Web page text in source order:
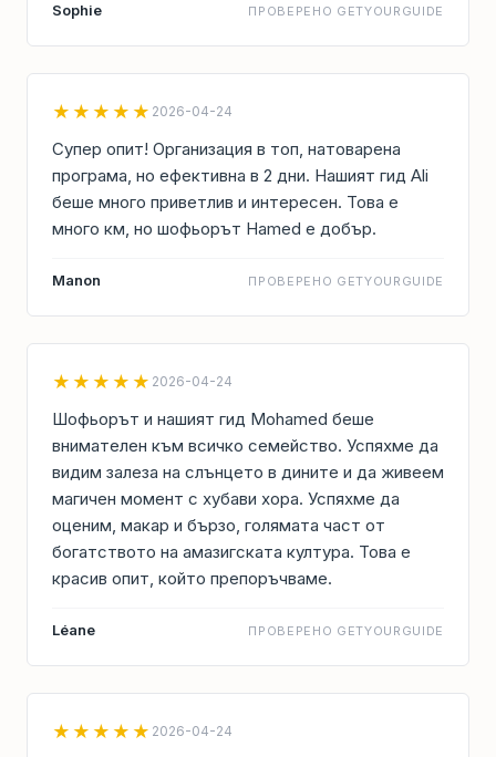
Sophie ПРОВЕРЕНО GETYOURGUIDE
★★★★★ 2026-04-24
Супер опит! Организация в топ, натоварена
програма, но ефективна в 2 дни. Нашият гид Ali
беше много приветлив и интересен. Това е
много км, но шофьорът Hamed е добър.
Manon ПРОВЕРЕНО GETYOURGUIDE
★★★★★ 2026-04-24
Шофьорът и нашият гид Mohamed беше
внимателен към всичко семейство. Успяхме да
видим залеза на слънцето в дините и да живеем
магичен момент с хубави хора. Успяхме да
оценим, макар и бързо, голямата част от
богатството на амазигската култура. Това е
красив опит, който препоръчваме.
Léane ПРОВЕРЕНО GETYOURGUIDE
★★★★★ 2026-04-24